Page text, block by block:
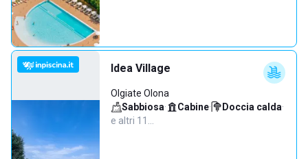
Idea Village
Olgiate Olona
Sabbiosa· Cabine· Doccia calda·
e altri 11…